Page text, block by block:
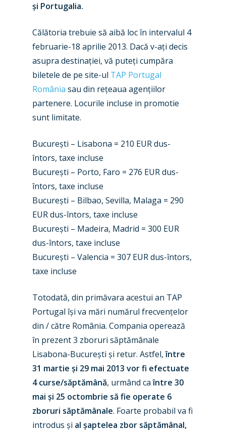
și Portugalia.
Călătoria trebuie să aibă loc în intervalul 4
februarie-18 aprilie 2013. Dacă v-ați decis
asupra destinației, vă puteți cumpăra
biletele de pe site-ul TAP Portugal
România sau din rețeaua agențiilor
partenere. Locurile incluse in promotie
sunt limitate.
București – Lisabona = 210 EUR dus-
întors, taxe incluse
București – Porto, Faro = 276 EUR dus-
întors, taxe incluse
București – Bilbao, Sevilla, Malaga = 290
EUR dus-întors, taxe incluse
București – Madeira, Madrid = 300 EUR
dus-întors, taxe incluse
București – Valencia = 307 EUR dus-întors,
taxe incluse
Totodată, din primăvara acestui an TAP
Portugal își va mări numărul frecvențelor
din / către România. Compania operează
în prezent 3 zboruri săptămânale
Lisabona-București și retur. Astfel,între
31 martie și 29 mai 2013 vor fi efectuate
4 curse/săptămână, urmând caîntre 30
mai și 25 octombrie să fie operate 6
zboruri săptămânale. Foarte probabil va fi
introdus și al șaptelea zbor săptămânal,
New Routes
Industry
Dubai 2025
Paris 2025
Farnborough 2024
Paris 2023
Dubai 2019
Paris 2019
Business Jets
Military
Trip Reports
Marketplace
Jobs
Contact